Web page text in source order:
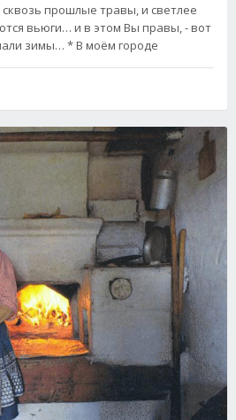
весна! и, как будто не знали зимы… * В моём городе